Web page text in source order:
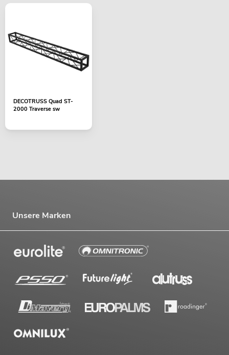
DECOTRUSS Quad ST-
2000 Traverse sw
Unsere Marken